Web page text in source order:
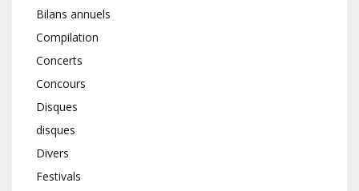
Bilans annuels
Compilation
Concerts
Concours
Disques
disques
Divers
Festivals